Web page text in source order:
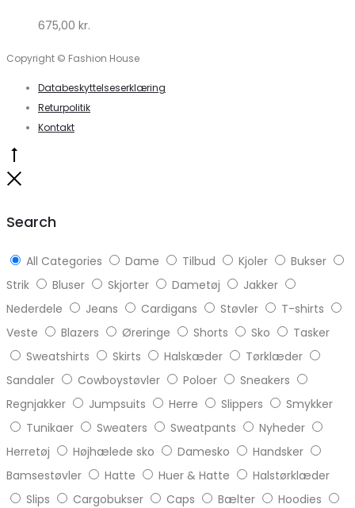
Lykke
675,00 kr.
Copyright © Fashion House
Databeskyttelseserklæring
Returpolitik
Kontakt
Search
All Categories Dame Tilbud Kjoler
Bukser
Strik
Bluser Skjorter Dametøj
Jakker
Nederdele
Jeans Cardigans Støvler
T-shirts
Veste
Blazers Øreringe Shorts Sko
Tasker
Sweatshirts
Skirts Halskæder
Tørklæder
Sandaler
Cowboystøvler Poloer
Sneakers
Regnjakker
Jumpsuits Herre Slippers
Smykker
Tunikaer
Sweaters Sweatpants
Nyheder
Herretøj
Højhælede sko Damesko
Handsker
Bamsestøvler
Hatte Huer & Hatte
Halstørklæder
Slips
Cargobukser Caps Bælter
Hoodies